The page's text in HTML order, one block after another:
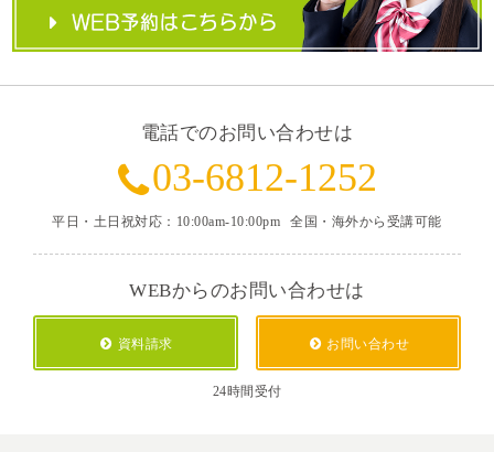
電話でのお問い合わせは
03-6812-1252
平日・土日祝対応：10:00am-10:00pm全国・海外から受講可能
WEBからのお問い合わせは
資料請求 お問い合わせ
24時間受付